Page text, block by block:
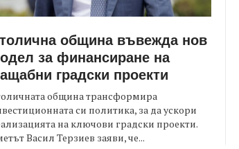
община въвежда нов
за финансиране на
градски проекти
община трансформира
си политика, за да ускори
на ключови градски проекти.
Васил Терзиев заяви, че...